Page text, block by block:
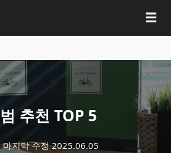
☰
추천 TOP 5
마지막 수정2025.06.05